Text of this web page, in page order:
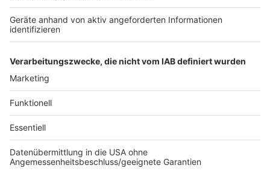
Hier informiert die Rheinbahn
Auch an anderer Stelle wird gestreikt
Anzeige